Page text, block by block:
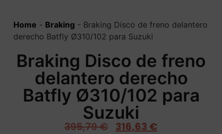
Home - Braking - Braking Disco de freno delantero
derecho Batfly Ø310/102 para Suzuki
Braking Disco de freno
delantero derecho
Batfly Ø310/102 para
Suzuki
395,79€ 316,63 €